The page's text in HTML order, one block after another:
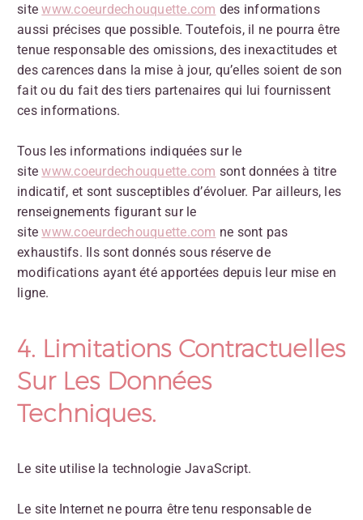
sitewww.coeurdechouquette.com des informations
aussi précises que possible. Toutefois, il ne pourra être
tenue responsable des omissions, des inexactitudes et
des carences dans la mise à jour, qu’elles soient de son
fait ou du fait des tiers partenaires qui lui fournissent
ces informations.
Tous les informations indiquées sur le
sitewww.coeurdechouquette.com sont données à titre
indicatif, et sont susceptibles d’évoluer. Par ailleurs, les
renseignements figurant sur le
sitewww.coeurdechouquette.com ne sont pas
exhaustifs. Ils sont donnés sous réserve de
modifications ayant été apportées depuis leur mise en
ligne.
4. Limitations Contractuelles
Sur Les Données
Techniques.
Le site utilise la technologie JavaScript.
Le site Internet ne pourra être tenu responsable de